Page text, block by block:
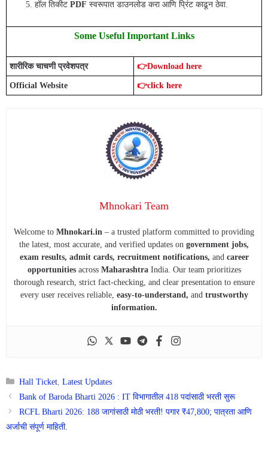
हॉल तिकीट PDF स्वरूपात डाउनलोड करा आणि प्रिंट काढून ठेवा.
Some Useful Important Links
शारीरिक चाचणी प्रवेशपत्र 👉Download here
Official Website 👉click here
Mhnokari Team
Welcome to Mhnokari.in – a trusted platform committed to providing
the latest, most accurate, and verified updates on government jobs,
exam results, admit cards, recruitment notifications, and career
opportunitiesacross MaharashtraIndia. Our team prioritizes
thorough research, strict fact-checking, and clear presentation to ensure
every user receives reliable, easy-to-understand, and trustworthy
information.
Categories
Hall Ticket ,Latest Updates
Bank of Baroda Bharti 2026 : IT विभागातील 418 पदांसाठी भरती सुरू
RCFL Bharti 2026: 188 जागांसाठी मोठी भरती! पगार ₹47,800; पात्रता आणि
अर्जाची संपूर्ण माहिती.